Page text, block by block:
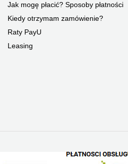
Jak mogę płacić? Sposoby płatności
Kiedy otrzymam zamówienie?
Raty PayU
Leasing